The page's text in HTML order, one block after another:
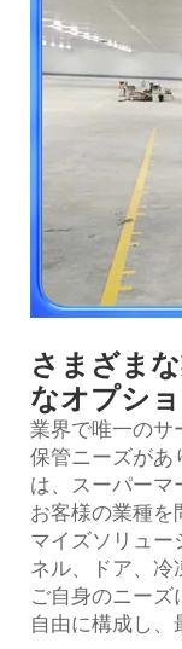
さまざま
なオプシ
業界で唯一のサ
保管ニーズがあ
は、スーパーマ
お客様の業種を
マイズソリュー
ネル、ドア、冷
ご自身のニー
自由に構成し、